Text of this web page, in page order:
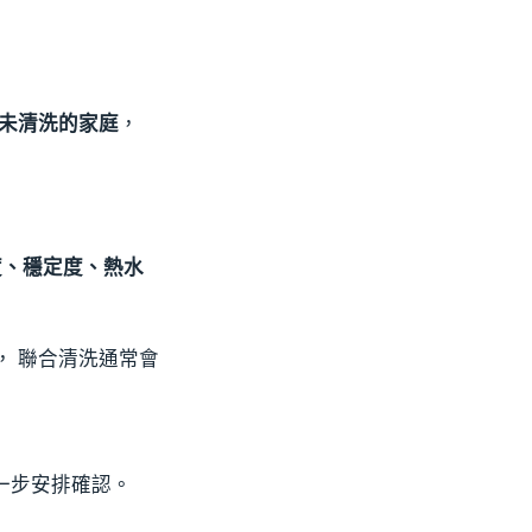
清洗的家庭 ，
穩定度、熱水
聯合清洗通常會
安排確認。